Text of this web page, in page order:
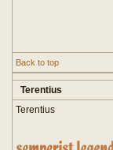
Back to top
Terentius
Terentius